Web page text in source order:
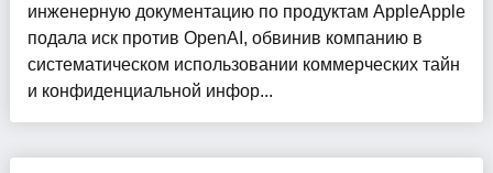
инженерную документацию по продуктам AppleApple
подала иск против OpenAI, обвинив компанию в
систематическом использовании коммерческих тайн
и конфиденциальной инфор...